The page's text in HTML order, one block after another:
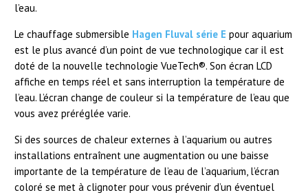
l’eau.
Le chauffage submersible Hagen Fluval série E pour aquarium
est le plus avancé d’un point de vue technologique car il est
doté de la nouvelle technologie VueTech®. Son écran LCD
affiche en temps réel et sans interruption la température de
l’eau. L’écran change de couleur si la température de l’eau que
vous avez préréglée varie.
Si des sources de chaleur externes à l’aquarium ou autres
installations entraînent une augmentation ou une baisse
importante de la température de l’eau de l’aquarium, l’écran
coloré se met à clignoter pour vous prévenir d’un éventuel